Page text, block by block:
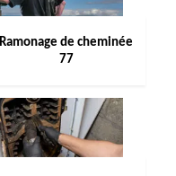
Ramonage de cheminée
77